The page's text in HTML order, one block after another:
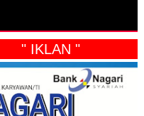
" IKLAN "